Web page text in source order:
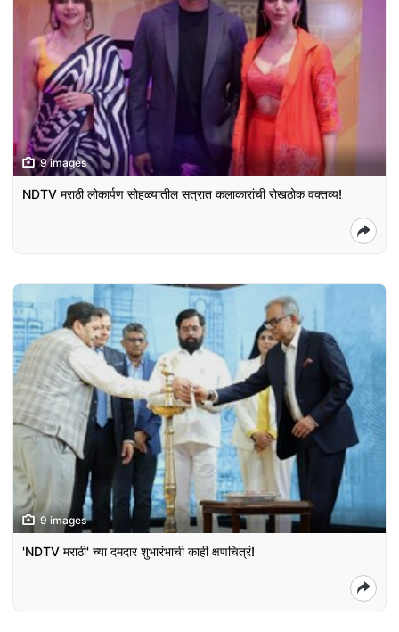
9 images
NDTV मराठी लोकार्पण सोहळ्यातील सत्रात कलाकारांची रोखठोक वक्तव्य!
9 images
'NDTV मराठी' च्या दमदार शुभारंभाची काही क्षणचित्रं!